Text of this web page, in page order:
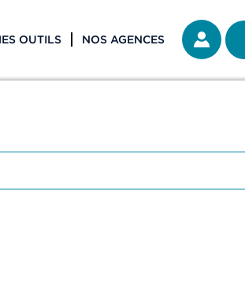
OUTILS NOS AGENCES